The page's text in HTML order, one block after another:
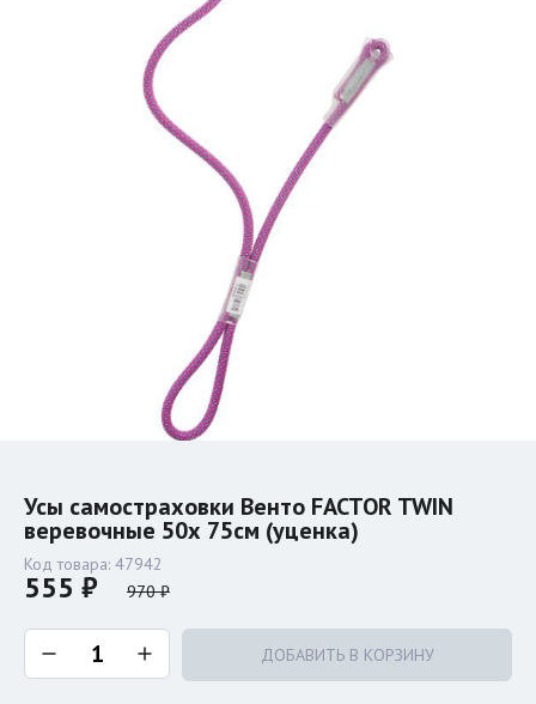
Усы самостраховки Венто FACTOR TWIN
веревочные 50х 75см (уценка)
Код товара: 47942
555 ₽ 970 ₽
ДОБАВИТЬ В КОРЗИНУ